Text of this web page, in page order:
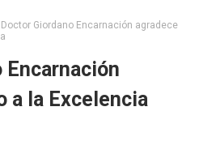
Doctor Giordano Encarnación agradece
Encarnación
a la Excelencia